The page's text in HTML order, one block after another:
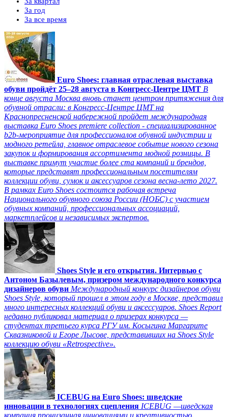
За год
За все время
Euro Shoes: главная отраслевая выставка
обуви пройдёт 25–28 августа в Конгресс‑Центре ЦМТ В
конце августа Москва вновь станет центром притяжения для
обувной отрасли: в Конгресс-Центре ЦМТ на
Краснопресненской набережной пройдет международная
выставка Euro Shoes premiere collection - специализированное
b2b-мероприятие для профессионалов обувной индустрии и
модного ретейла, главное отраслевое событие нового сезона
закупок и формирования ассортимента модной розницы. В
выставке примут участие более ста компаний и брендов,
которые представят профессиональным посетителям
коллекции обуви, сумок и аксессуаров сезона весна-лето 2027.
В рамках Euro Shoes состоится рабочая встреча
Национального обувного союза России (НОБС) с участием
обувных компаний, профессиональных ассоциаций,
маркетплейсов и независимых экспертов.
Shoes Style и его открытия. Интервью с
Антоном Базылевым, призером международного конкурса
дизайнеров обуви Международный конкурс дизайнеров обуви
Shoes Style, который прошел в этом году в Москве, представил
много интересных коллекций обуви и аксессуаров. Shoes Report
недавно публиковал материал о призерах конкурса —
студентах третьего курса РГУ им. Косыгина Маргарите
Сквазниковой и Егоре Лысове, представивших на Shoes Style
коллекцию обуви «Retrospective».
ICEBUG на Euro Shoes: шведские
инновации в технологиях сцепления ICEBUG —шведская
компания пронизанная инновациями и креативностью.